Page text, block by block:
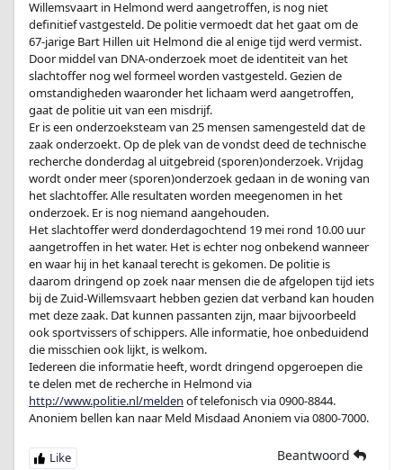
Willemsvaart in Helmond werd aangetroffen, is nog niet
definitief vastgesteld. De politie vermoedt dat het gaat om de
67-jarige Bart Hillen uit Helmond die al enige tijd werd vermist.
Door middel van DNA-onderzoek moet de identiteit van het
slachtoffer nog wel formeel worden vastgesteld. Gezien de
omstandigheden waaronder het lichaam werd aangetroffen,
gaat de politie uit van een misdrijf.
Er is een onderzoeksteam van 25 mensen samengesteld dat de
zaak onderzoekt. Op de plek van de vondst deed de technische
recherche donderdag al uitgebreid (sporen)onderzoek. Vrijdag
wordt onder meer (sporen)onderzoek gedaan in de woning van
het slachtoffer. Alle resultaten worden meegenomen in het
onderzoek. Er is nog niemand aangehouden.
Het slachtoffer werd donderdagochtend 19 mei rond 10.00 uur
aangetroffen in het water. Het is echter nog onbekend wanneer
en waar hij in het kanaal terecht is gekomen. De politie is
daarom dringend op zoek naar mensen die de afgelopen tijd iets
bij de Zuid-Willemsvaart hebben gezien dat verband kan houden
met deze zaak. Dat kunnen passanten zijn, maar bijvoorbeeld
ook sportvissers of schippers. Alle informatie, hoe onbeduidend
die misschien ook lijkt, is welkom.
Iedereen die informatie heeft, wordt dringend opgeroepen die
te delen met de recherche in Helmond via
http://www.politie.nl/melden of telefonisch via 0900-8844.
Anoniem bellen kan naar Meld Misdaad Anoniem via 0800-7000.
Beantwoord